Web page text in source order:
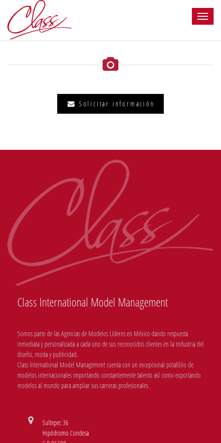
Solicitar información
Class International Model Management
Somos parte de las Agencias de Modelos Líderes en México dando respuesta
inmediata y personalizada a cada uno de sus reconocidos clientes en la industria del
diseño, moda y publicidad.
Class International Model Management cuenta con un excepcional potafólio de
modelos internacionales importando constantemente talento así como exportando
modelos al mundo para ampliar sus carreras profesionales.
Sultepec 36
Hipódromo Condesa